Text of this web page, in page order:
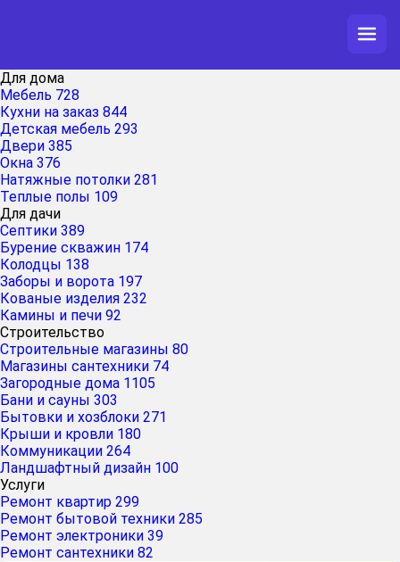
Для дома
Мебель 728
Кухни на заказ 844
Детская мебель 293
Двери 385
Окна 376
Натяжные потолки 281
Теплые полы 109
Для дачи
Септики 389
Бурение скважин 174
Колодцы 138
Заборы и ворота 197
Кованые изделия 232
Камины и печи 92
Строительство
Строительные магазины 80
Магазины сантехники 74
Загородные дома 1105
Бани и сауны 303
Бытовки и хозблоки 271
Крыши и кровли 180
Коммуникации 264
Ландшафтный дизайн 100
Услуги
Ремонт квартир 299
Ремонт бытовой техники 285
Ремонт электроники 39
Ремонт сантехники 82